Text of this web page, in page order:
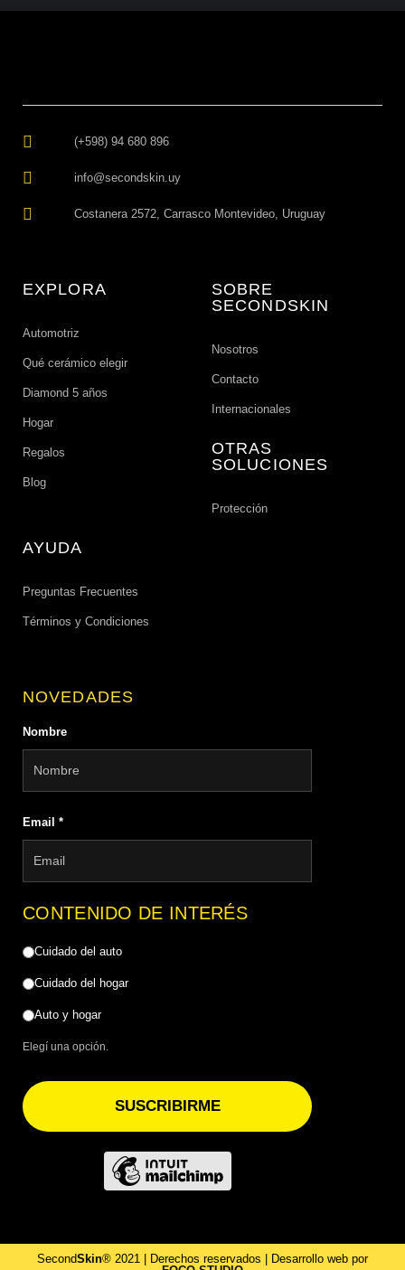
(+598) 94 680 896
info@secondskin.uy
Costanera 2572, Carrasco Montevideo, Uruguay
EXPLORA
Automotriz
Qué cerámico elegir
Diamond 5 años
Hogar
Regalos
Blog
SOBRE
SECONDSKIN
Nosotros
Contacto
Internacionales
OTRAS
SOLUCIONES
Protección
AYUDA
Preguntas Frecuentes
Términos y Condiciones
NOVEDADES
Nombre
Email *
CONTENIDO DE INTERÉS
Cuidado del auto
Cuidado del hogar
Auto y hogar
Elegí una opción.
SUSCRIBIRME
SecondSkin® 2021 | Derechos reservados | Desarrollo web por